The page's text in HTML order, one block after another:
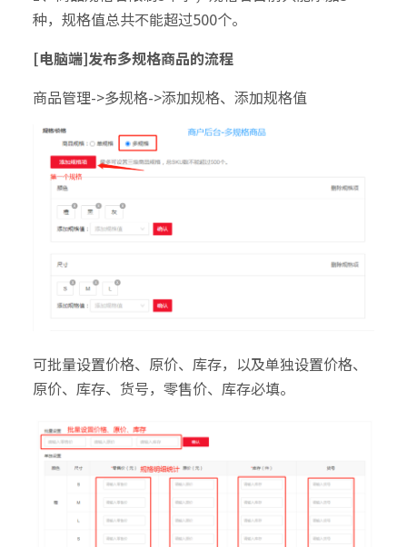
种，规格值总共不能超过500个。
[电脑端]发布多规格商品的流程
商品管理->多规格->添加规格、添加规格值
可批量设置价格、原价、库存，以及单独设置价格、
原价、库存、货号，零售价、库存必填。